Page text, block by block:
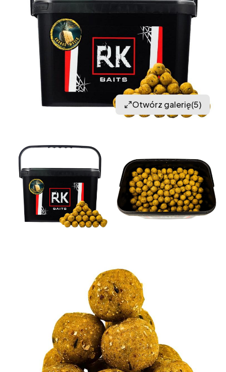
Otwórz galerię(5)